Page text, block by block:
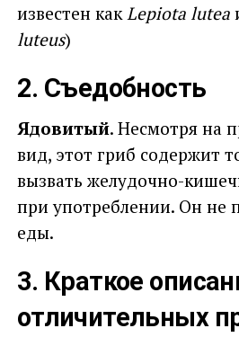
известен какLepiota lutea
luteus)
2. Съедобность
Ядовитый. Несмотря на
вид, этот гриб содержит
вызвать желудочно-
при употреблении. Он не
еды.
3. Краткое
отличительных